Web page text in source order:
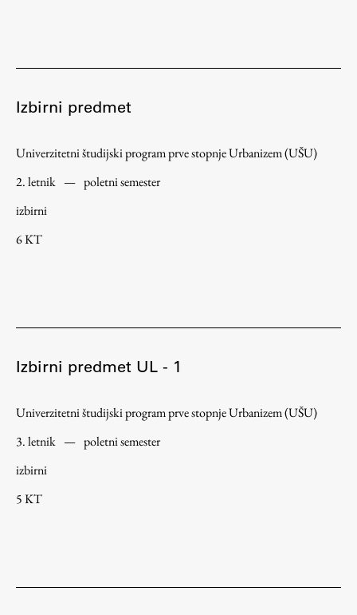
Program dela
Raziskovanje
Raziskovalni projekti
Seminarji
Gostujoči profesor
Delavnice
Izbirni predmet
Univerzitetni študijski program prve stopnje Urbanizem (UŠU)
2. letnik — poletni semester
izbirni
6 KT
Izbirni predmet UL - 1
Univerzitetni študijski program prve stopnje Urbanizem (UŠU)
3. letnik — poletni semester
izbirni
5 KT